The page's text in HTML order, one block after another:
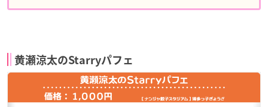
黄瀬涼太のStarryパフェ